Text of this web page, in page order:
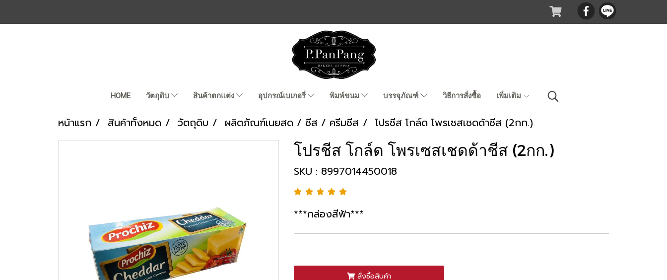
HOME วัตถุดิบ สินค้าตกแต่ง อุปกรณ์เบเกอรี่ พิมพ์ขนม บรรจุภัณฑ์ วิธีการสั่งซื้อ เพิ่มเติม
หน้าแรก สินค้าทั้งหมด วัตถุดิบ ผลิตภัณฑ์เนยสด / ชีส / ครีมชีส โปรชีส โกล์ด โพรเซสเชดด้าชีส (2กก.)
โปรชีส โกล์ด โพรเซสเชดด้าชีส (2กก.)
SKU : 8997014450018
***กล่องสีฟ้า***
สั่งซื้อสินค้า